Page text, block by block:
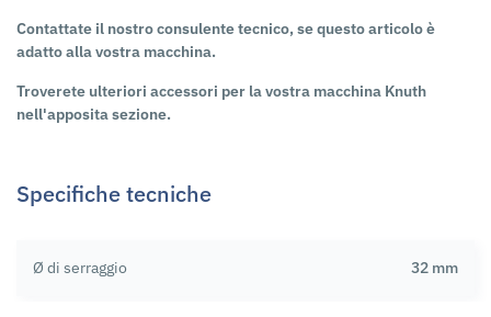
Contattate il nostro consulente tecnico, se questo articolo è
adatto alla vostra macchina.
Troverete ulteriori accessori per la vostra macchina Knuth
nell'apposita sezione.
Specifiche tecniche
Ø di serraggio 32 mm